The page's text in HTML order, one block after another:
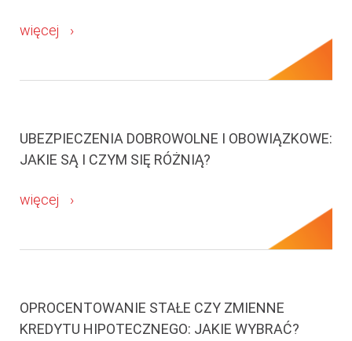
więcej
UBEZPIECZENIA DOBROWOLNE I OBOWIĄZKOWE:
JAKIE SĄ I CZYM SIĘ RÓŻNIĄ?
więcej
OPROCENTOWANIE STAŁE CZY ZMIENNE
KREDYTU HIPOTECZNEGO: JAKIE WYBRAĆ?